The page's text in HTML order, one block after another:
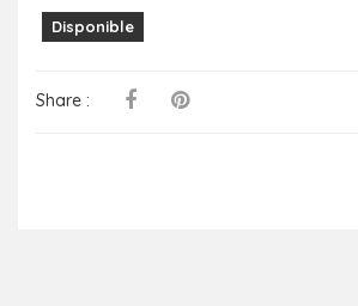
Disponible
Share :